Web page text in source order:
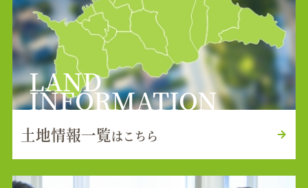
LAND
INFORMATION
土地情報一覧はこちら